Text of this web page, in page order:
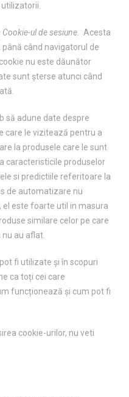
Cookie-ul de sesiune.
Acesta
când navigatorul de
nu este dăunător
sunt șterse atunci când
să adune date despre
care le vizitează pentru a
la produsele care le sunt
caracteristicile produselor
si predictiile referitoare la
de automatizare nu
este foarte util in masura
similare celor pe care
au aflat.
fi utilizate și în scopuri
ca toți cei care
funcționează și cum pot fi
cookie-urilor, nu veti